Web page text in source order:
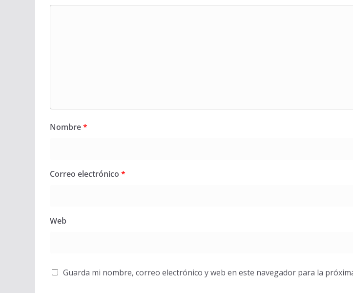
Nombre*
Correo electrónico *
Web
Guarda mi nombre, correo electrónico y web en este navegador para la